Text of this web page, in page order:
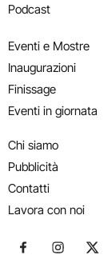
Podcast
Eventi e Mostre
Inaugurazioni
Finissage
Eventi in giornata
Chi siamo
Pubblicità
Contatti
Lavora con noi
Seguici su
Seguici